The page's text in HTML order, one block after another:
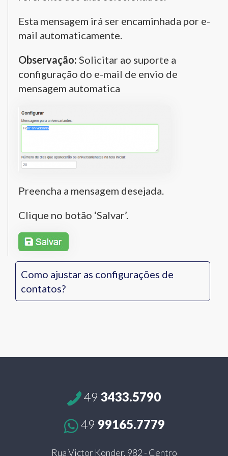
Esta mensagem irá ser encaminhada por e-
mail automaticamente.
Observação: Solicitar ao suporte a
configuração do e-mail de envio de
mensagem automatica
Preencha a mensagem desejada.
Clique no botão ‘Salvar’.
Como ajustar as configurações de
contatos?
49 3433.5790
49 99165.7779
Rua Victor Konder, 982 - Centro